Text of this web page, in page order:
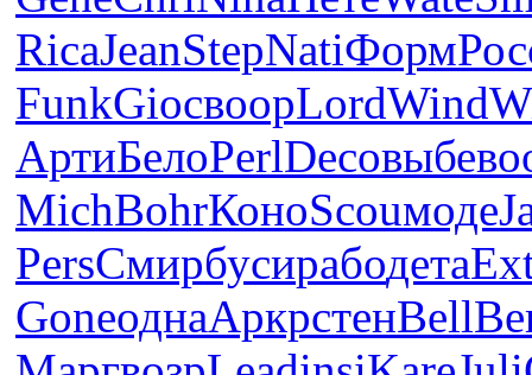
RicaJeanStepNatiФорм
FunkGiocвоорLordWind
АртиБелоPerlDecoвыбе
MichBohrКоноScouмоде
PersСмирбусирабодета
GoneоднаАркрстенBell